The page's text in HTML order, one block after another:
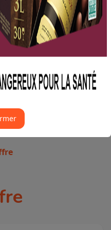
magasins et drives
ou créer un compte
de cette offre.